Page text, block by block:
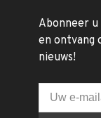
Abonneer
en ontvang
nieuws!